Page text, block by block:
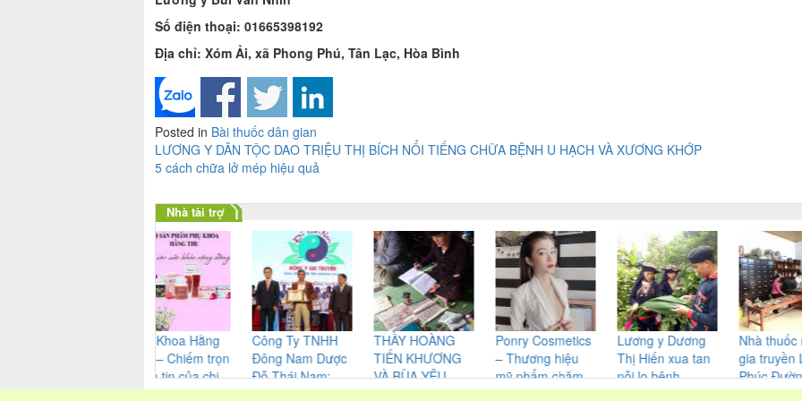
Số điện thoại: 01665398192
Địa chỉ: Xóm Ải, xã Phong Phú, Tân Lạc, Hòa Bình
Posted in Bài thuốc dân gian
Điều
hướng
bài
viết
LƯƠNG Y DÂN TỘC DAO TRIỆU THỊ BÍCH NỔI TIẾNG CHỮA BỆNH U HẠCH VÀ XƯƠNG KHỚP
5 cách chữa lở mép hiệu quả
Nhà tài trợ
dược
Phụ Khoa Hằng
Thu – Chiếm trọn
niềm tin của chị
em phụ nữ
Công Ty TNHH
Đông Nam Dược
Đỗ Thái Nam:
Không ngừng
THẦY HOÀNG
TIẾN KHƯƠNG
VÀ BÙA YÊU
CỦA NGƯỜI
Ponry Cosmetics
– Thương hiệu
mỹ phẩm chăm
sóc sắc đẹp được
Lương y Dương
Thị Hiến xua tan
nỗi lo bệnh
xương khớp, dạ
Nhà thuốc nam
gia truyền Lợi
Phúc Đường –
địa chỉ chữa